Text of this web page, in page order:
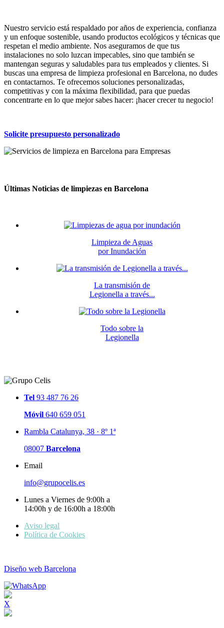
Nuestro servicio está respaldado por años de experiencia, confianza
y un enfoque sostenible, usando productos ecológicos y técnicas que
respetan el medio ambiente. Nos aseguramos de que tus
instalaciones no solo luzcan impecables, sino que también se
mantengan seguras y saludables para tus empleados y clientes. Si
buscas una empresa de limpieza profesional en Barcelona, no dudes
en contactarnos. Te ofrecemos soluciones personalizadas,
competitivas y con la máxima flexibilidad, para que puedas
concentrarte en lo que mejor sabes hacer: ¡hacer crecer tu negocio!
Solicite presupuesto personalizado
Últimas Noticias de limpiezas en Barcelona
Limpieza de Aguas
por Inundación
La transmisión de
Legionella a través...
Todo sobre la
Legionella
Tel 93 487 76 26
Móvil 640 659 051
Rambla Catalunya, 38 · 8º 1ª
08007 Barcelona
Email
info@grupocelis.es
Lunes a Viernes de 9:00h a
14:00h y de 16:00h a 18:00h
Aviso legal
Política de Cookies
Diseño web Barcelona
X